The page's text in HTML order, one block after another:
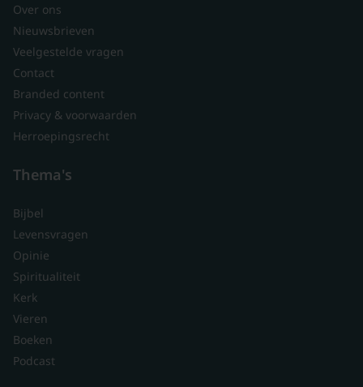
Over ons
Nieuwsbrieven
Veelgestelde vragen
Contact
Branded content
Privacy & voorwaarden
Herroepingsrecht
Thema's
Bijbel
Levensvragen
Opinie
Spiritualiteit
Kerk
Vieren
Boeken
Podcast